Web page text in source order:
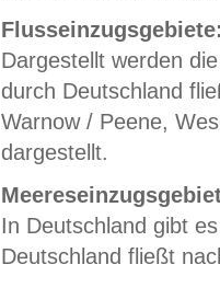
Dargestellt werden
durch Deutschland
Warnow / Peene,
dargestellt.
In Deutschland gibt
Deutschland fließt